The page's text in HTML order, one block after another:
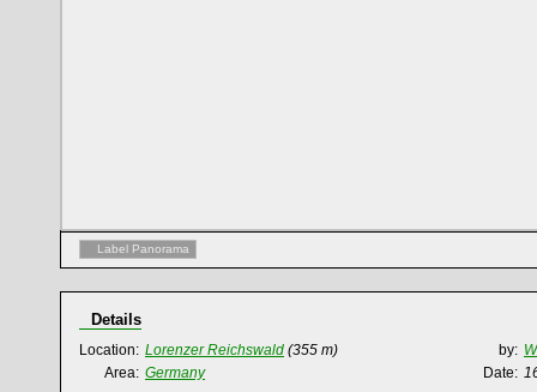
Label Panorama
Details
Location: Lorenzer Reichswald (355 m) by:
Area: Germany Date: